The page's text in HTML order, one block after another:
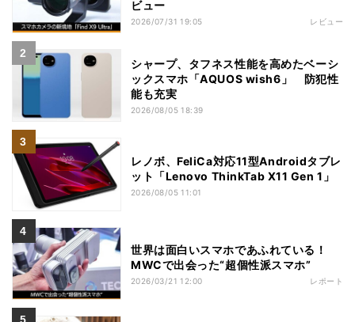
ビュー
2026/07/31 19:05 レビュー
シャープ、タフネス性能を高めたベーシ
ックスマホ「AQUOS wish6」 防犯性
能も充実
2026/08/05 18:39
レノボ、FeliCa対応11型Androidタブレ
ット「Lenovo ThinkTab X11 Gen 1」
2026/08/05 11:01
世界は面白いスマホであふれている！
MWCで出会った“超個性派スマホ”
2026/03/21 12:00 レポート